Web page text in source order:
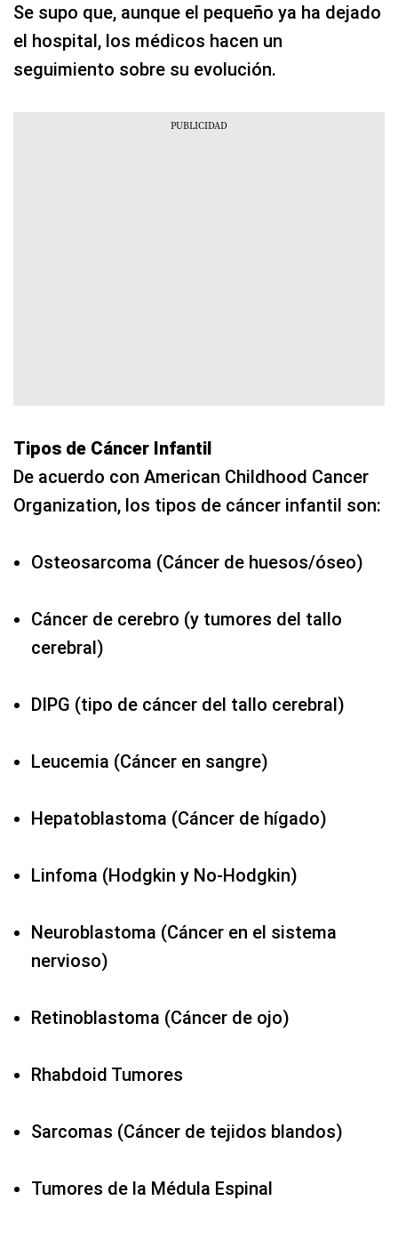
Se supo que, aunque el pequeño ya ha dejado
el hospital, los médicos hacen un
seguimiento sobre su evolución.
Tipos de Cáncer Infantil
De acuerdo con American Childhood Cancer
Organization, los tipos de cáncer infantil son:
Osteosarcoma (Cáncer de huesos/óseo)
Cáncer de cerebro (y tumores del tallo
cerebral)
DIPG (tipo de cáncer del tallo cerebral)
Leucemia (Cáncer en sangre)
Hepatoblastoma (Cáncer de hígado)
Linfoma (Hodgkin y No-Hodgkin)
Neuroblastoma (Cáncer en el sistema
nervioso)
Retinoblastoma (Cáncer de ojo)
Rhabdoid Tumores
Sarcomas (Cáncer de tejidos blandos)
Tumores de la Médula Espinal